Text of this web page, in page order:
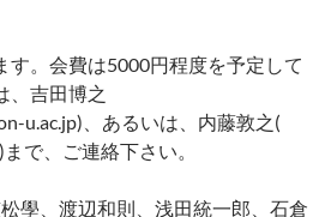
す。会費は5000円程度を予定して
、吉田博之
u.ac.jp)、あるいは、内藤敦之(
で、ご連絡下さい。
學、渡辺和則、浅田統一郎、石倉